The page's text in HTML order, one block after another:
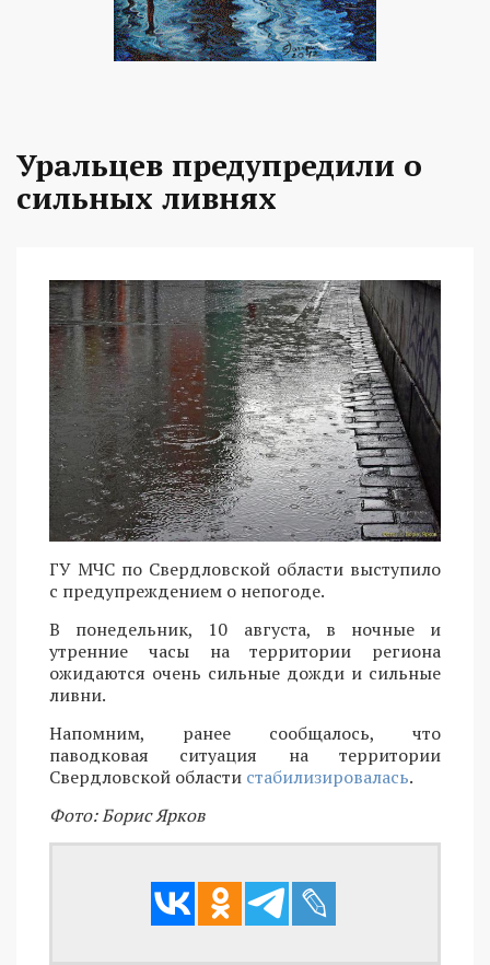
Уральцев предупредили о
сильных ливнях
ГУ МЧС по Свердловской области выступило
с предупреждением о непогоде.
В понедельник, 10 августа, в ночные и
утренние часы на территории региона
ожидаются очень сильные дожди и сильные
ливни.
Напомним, ранее сообщалось, что
паводковая ситуация на территории
Свердловской области стабилизировалась.
Фото: Борис Ярков